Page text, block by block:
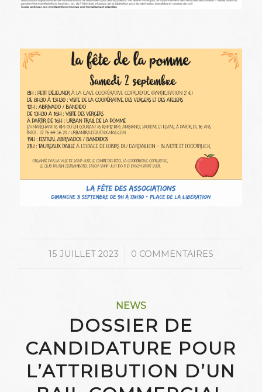
15 JUILLET 2023
/ 0 COMMENTAIRES
NEWS
DOSSIER DE
CANDIDATURE POUR
L’ATTRIBUTION D’UN